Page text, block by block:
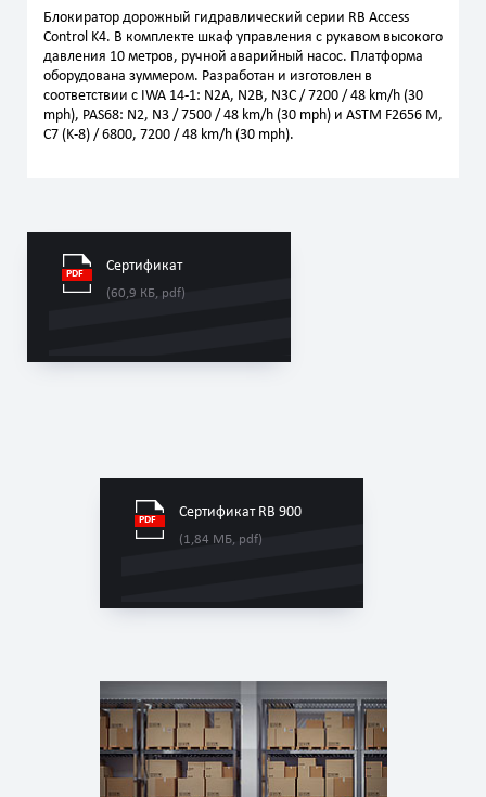
Сертификат RB 900
(1,84 МБ, pdf)
Блокиратор дорожный гидравлический серии RB Access
Control K4. В комплекте шкаф управления с рукавом высокого
давления 10 метров, ручной аварийный насос. Платформа
оборудована зуммером. Разработан и изготовлен в
соответствии с IWA 14-1: N2A, N2B, N3C / 7200 / 48 km/h (30
mph), PAS68: N2, N3 / 7500 / 48 km/h (30 mph) и ASTM F2656 M,
C7 (K-8) / 6800, 7200 / 48 km/h (30 mph).
Сертификат
(60,9 КБ, pdf)